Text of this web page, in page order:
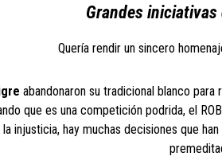
Grandes
Quería rendir un sincero
abandonaron su tradicional blanco
que es una competición podrida, el
injusticia, hay muchas decisiones que